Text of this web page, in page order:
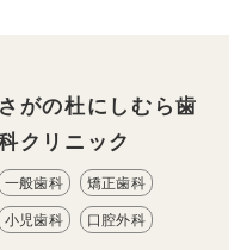
さがの杜にしむら歯
クリニック
一般歯科 矯正歯科
小児歯科 口腔外科